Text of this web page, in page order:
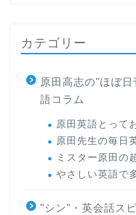
カテゴリー
原田高志の"ほぼ
語コラム
原田英語とって
原田先生の毎日
ミスター原田の
やさしい英語で
"シン"・英会話ス